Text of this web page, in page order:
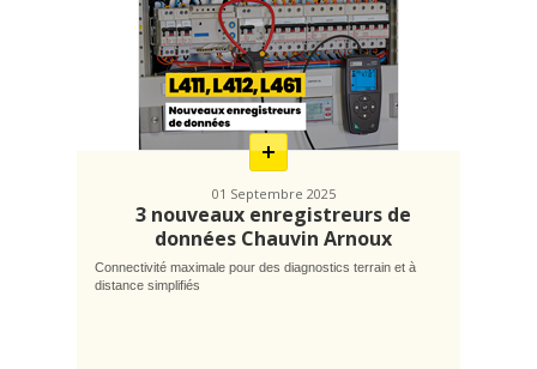
En
savoir
plus
01 Septembre 2025
3 nouveaux enregistreurs de
données Chauvin Arnoux
Connectivité maximale pour des diagnostics terrain et à
distance simplifiés